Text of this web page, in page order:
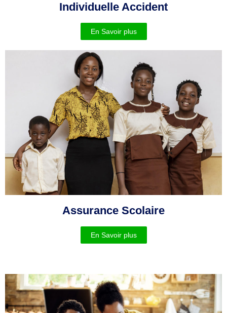
Individuelle Accident
En Savoir plus
Assurance Scolaire
En Savoir plus